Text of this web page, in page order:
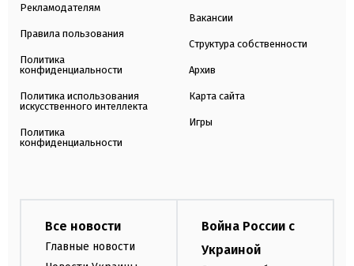
Рекламодателям
Правила пользования
Политика
конфиденциальности
Политика использования
искусственного интеллекта
Политика
конфиденциальности
Вакансии
Структура собственности
Архив
Карта сайта
Игры
Все новости
Главные новости
Война России с
Украиной